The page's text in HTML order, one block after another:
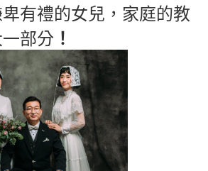
有禮的女兒，家庭的教
部分 ！